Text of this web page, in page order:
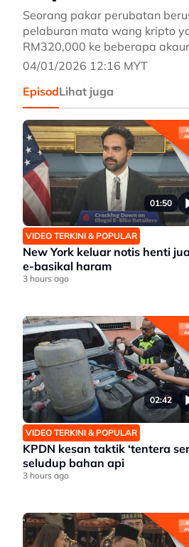
Seorang pakar perubatan
pelaburan mata wang kripto
RM320,000 ke beberapa
04/01/2026 12:16 MYT
EpisodLihat juga
01:50
VIDEO TERKINI & POPULAR
New York keluar notis henti
e-basikal haram
3 hours ago
02:42
VIDEO TERKINI & POPULAR
KPDN kesan taktik ‘tentera
seludup bahan api
3 hours ago